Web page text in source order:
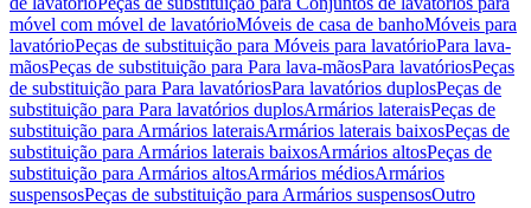
móvel com móvel de lavatórioMóveis de casa de banhoMóveis para
lavatórioPeças de substituição para Móveis para lavatórioPara lava-
mãosPeças de substituição para Para lava-mãosPara lavatóriosPeças
de substituição para Para lavatóriosPara lavatórios duplosPeças de
substituição para Para lavatórios duplosArmários lateraisPeças de
substituição para Armários lateraisArmários laterais baixosPeças de
substituição para Armários laterais baixosArmários altosPeças de
substituição para Armários altosArmários médiosArmários
suspensosPeças de substituição para Armários suspensosOutro